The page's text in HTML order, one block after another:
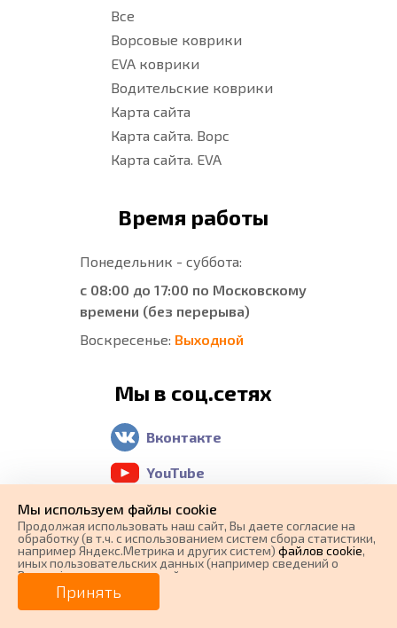
0 ₽
от0₽/мес. Плати частями
Все
Ворсовые коврики
EVA коврики
Водительские коврики
Карта сайта
Карта сайта. Ворс
Карта сайта. EVA
Время работы
Понедельник - суббота:
с 08:00 до 17:00 по Московскому
времени (без перерыва)
Воскресенье: Выходной
Мы в соц.сетях
Вконтакте
YouTube
Telegram
Отзывы о нас
Мы используем файлы cookie
Продолжая использовать наш cайт, Вы даете согласие на
обработку (в т.ч. с использованием систем сбора статистики,
например Яндекс.Метрика и других систем) файлов cookie,
иных пользовательских данных (например сведений о
Вашем ip-адресе, сведений о местоположении, типе
устройства, времени посещения страницы, сведений о
ресурсах сети Интернет, с которых были совершены
переходы на наш сайт, сведения о Ваших действиях на сайте
Принять